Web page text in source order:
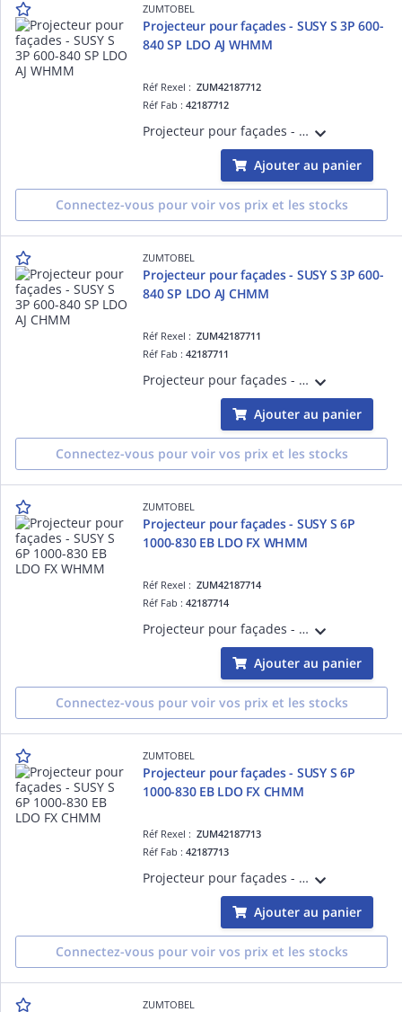
ZUMTOBEL
Projecteur pour façades - SUSY S 3P 600-
840 SP LDO AJ WHMM
Réf Rexel :ZUM42187712
Réf Fab :42187712
Projecteur pour façades - SUSY S 3P 600-840 SP LDO AJ WHMM - Projecteur LED pour éclairage de mise en valeur ¿ 684 lm ¿ 9W ¿ 30° ¿ 3000K ¿ Ra>80 ¿ IP68 ¿ version DALI
Ajouter au panier
Connectez-vous pour voir vos prix et les stocks
ZUMTOBEL
Projecteur pour façades - SUSY S 3P 600-
840 SP LDO AJ CHMM
Réf Rexel :ZUM42187711
Réf Fab :42187711
Projecteur pour façades - SUSY S 3P 600-840 SP LDO AJ CHMM - Projecteur LED pour éclairage de mise en valeur ¿ 684 lm ¿ 9W ¿ 30° ¿ 4000K ¿ Ra>80 ¿ IP68 ¿ version DALI
Ajouter au panier
Connectez-vous pour voir vos prix et les stocks
ZUMTOBEL
Projecteur pour façades - SUSY S 6P
1000-830 EB LDO FX WHMM
Réf Rexel :ZUM42187714
Réf Fab :42187714
Projecteur pour façades - SUSY S 6P 1000-830 EB LDO FX WHMM - Projecteur LED pour éclairage de mise en valeur ¿ 983 lm ¿ 15W ¿ 30° ¿ 3000K ¿ Ra>80 ¿ IP68 ¿ version DALI
Ajouter au panier
Connectez-vous pour voir vos prix et les stocks
ZUMTOBEL
Projecteur pour façades - SUSY S 6P
1000-830 EB LDO FX CHMM
Réf Rexel :ZUM42187713
Réf Fab :42187713
Projecteur pour façades - SUSY S 6P 1000-830 EB LDO FX CHMM - Projecteur LED pour éclairage de mise en valeur ¿ 983 lm ¿ 15W ¿ 30° ¿ 3000K ¿ Ra>80 ¿ IP68 ¿ version DALI
Ajouter au panier
Connectez-vous pour voir vos prix et les stocks
ZUMTOBEL